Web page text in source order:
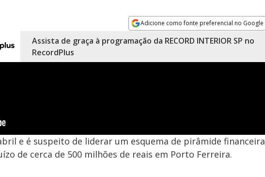
Adicione como fonte preferencial no Google
Opens in new window
Assista de graça à programação da RECORD INTERIOR SP no
RecordPlus
e é suspeito de liderar um esquema de pirâmide financeira
de cerca de 500 milhões de reais em Porto Ferreira.